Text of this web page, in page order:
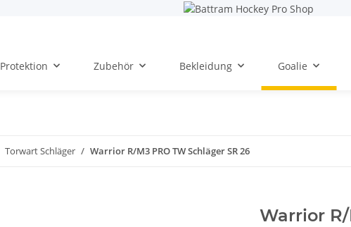
Protektion Zubehör Bekleidung Goalie
Torwart Schläger Warrior R/M3 PRO TW Schläger SR 26
Warrior R/